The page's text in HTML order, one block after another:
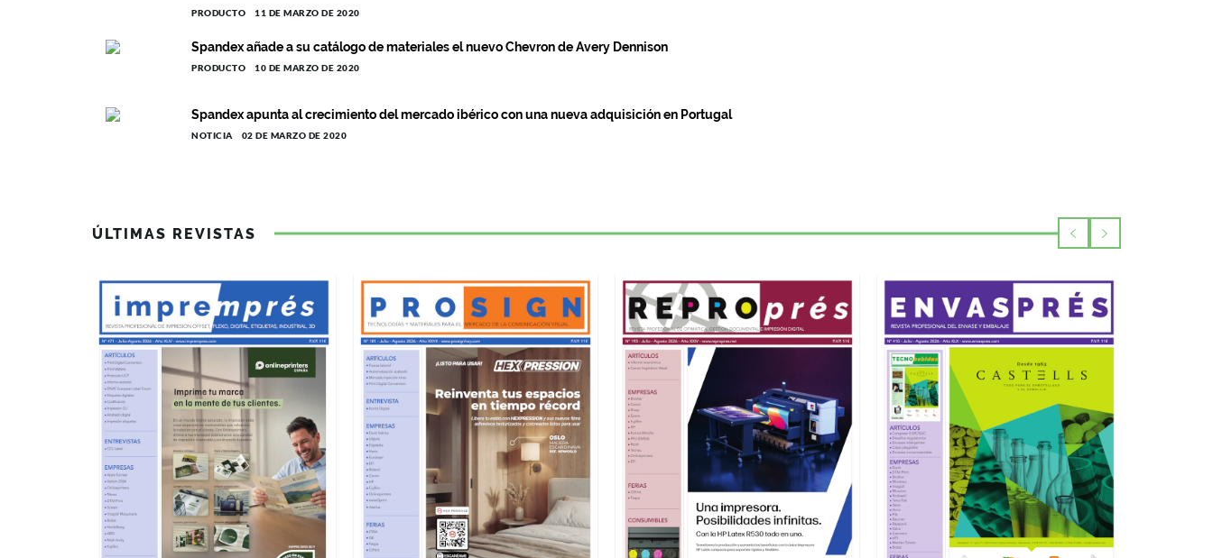
PRODUCTO 11 DE MARZO DE 2020
Spandex añade a su catálogo de materiales el nuevo Chevron de Avery Dennison
PRODUCTO 10 DE MARZO DE 2020
Spandex apunta al crecimiento del mercado ibérico con una nueva adquisición en Portugal
NOTICIA 02 DE MARZO DE 2020
ÚLTIMAS REVISTAS